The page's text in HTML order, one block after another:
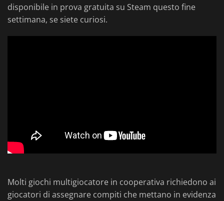
disponibile in prova gratuita su Steam questo fine
settimana, se siete curiosi.
Molti giochi multigiocatore in cooperativa richiedono ai
giocatori di assegnare compiti che mettano in evidenza